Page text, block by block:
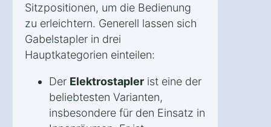
Sitzpositionen, um die Bedienung
zu erleichtern. Generell lassen sich
Gabelstapler in drei
Hauptkategorien einteilen:
Der Elektrostapler ist eine der
beliebtesten Varianten,
insbesondere für den Einsatz in